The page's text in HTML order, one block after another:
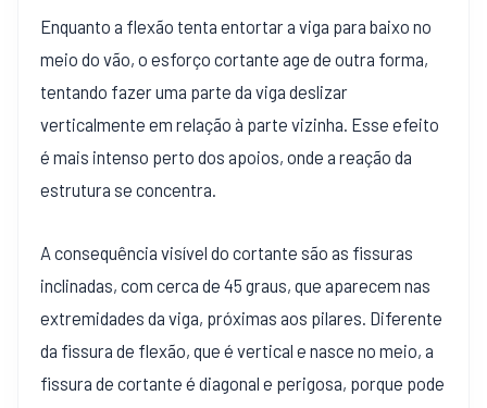
Enquanto a flexão tenta entortar a viga para baixo no
meio do vão, o esforço cortante age de outra forma,
tentando fazer uma parte da viga deslizar
verticalmente em relação à parte vizinha. Esse efeito
é mais intenso perto dos apoios, onde a reação da
estrutura se concentra.
A consequência visível do cortante são as fissuras
inclinadas, com cerca de 45 graus, que aparecem nas
extremidades da viga, próximas aos pilares. Diferente
da fissura de flexão, que é vertical e nasce no meio, a
fissura de cortante é diagonal e perigosa, porque pode